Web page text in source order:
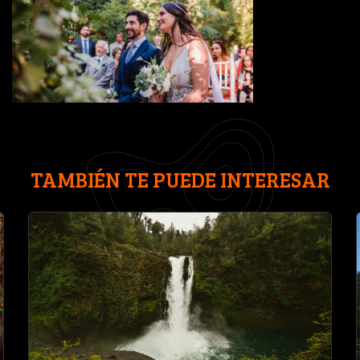
TAMBIÉN TE PUEDE INTERESAR